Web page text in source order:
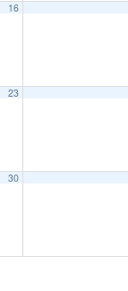
16
23
30